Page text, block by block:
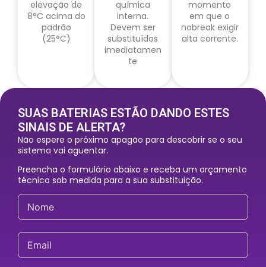
elevação de
8°C acima do
padrão
(25°C)
química
interna.
Devem ser
substituídos
imediatamen
te
momento
em que o
nobreak exigir
alta corrente.
SUAS BATERIAS ESTÃO DANDO ESTES
SINAIS DE ALERTA?
Não espere o próximo apagão para descobrir se o seu
sistema vai aguentar.
Preencha o formulário abaixo e receba um orçamento
técnico sob medida para a sua substituição.